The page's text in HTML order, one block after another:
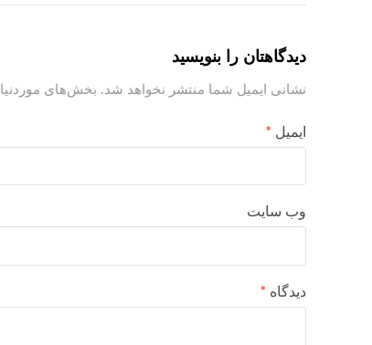
دیدگاهتان را بنویسید
نشانی ایمیل شما منتشر نخواهد شد. بخش‌های
ایمیل *
وب‌ سایت
دیدگاه *